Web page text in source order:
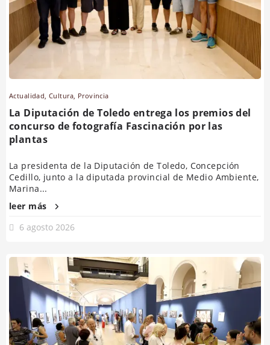
Actualidad ,Cultura Provincia
La Diputación de Toledo entrega los premios del
concurso de fotografía Fascinación por las
plantas
La presidenta de la Diputación de Toledo, Concepción
Cedillo, junto a la diputada provincial de Medio Ambiente,
Marina...
leer más
6 agosto 2026